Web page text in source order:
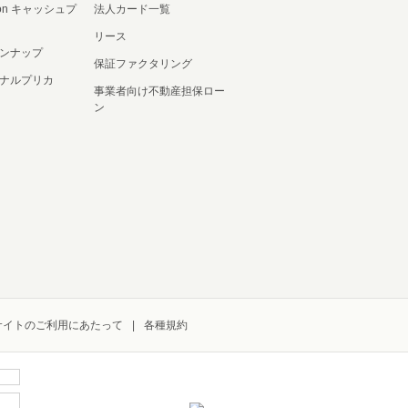
キャッシュプ
ナップ
ルプリカ
法人カード一覧
リース
保証ファクタリング
事業者向け不動産担保ロー
ン
イトのご利用にあたって 各種規約